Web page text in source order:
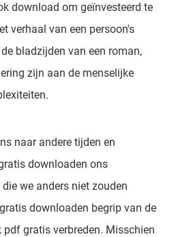
download om geïnvesteerd te
verhaal van een persoon's
bladzijden van een roman,
zijn aan de menselijke
naar andere tijden en
downloaden ons
we anders niet zouden
downloaden begrip van de
pdf gratis verbreden. Misschien